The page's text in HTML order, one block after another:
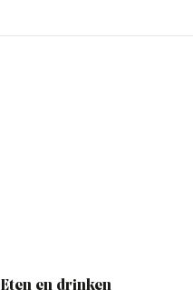
Eten en drinken